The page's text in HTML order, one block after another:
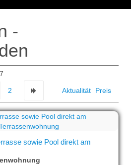
-
2 Aktualität Preis
sowie Pool direkt am